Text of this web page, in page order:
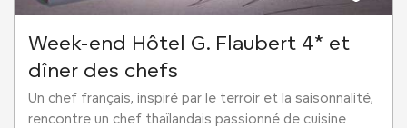
Week-end Hôtel G. Flaubert 4* et
dîner des chefs
Un chef français, inspiré par le terroir et la saisonnalité,
rencontre un chef thaïlandais passionné de cuisine